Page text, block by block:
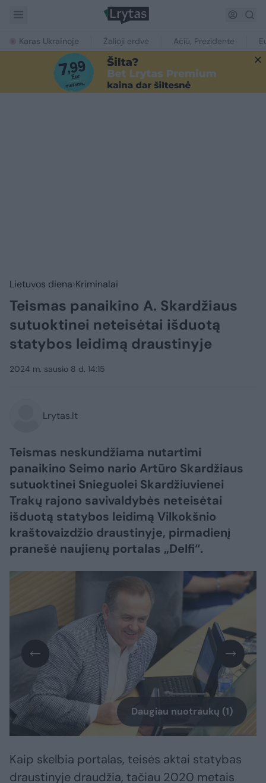
Karas Ukrainoje Žalioji erdvė Ačiū, Prezidente
Lietuvos diena Kriminalai
Teismas panaikino A. Skardžiaus
sutuoktinei neteisėtai išduotą
statybos leidimą draustinyje
2024 m. sausio 8 d. 14:15
Lrytas.lt
Teismas neskundžiama nutartimi
panaikino Seimo nario Artūro Skardžiaus
sutuoktinei Snieguolei Skardžiuvienei
Trakų rajono savivaldybės neteisėtai
išduotą statybos leidimą Vilkokšnio
kraštovaizdžio draustinyje, pirmadienį
pranešė naujienų portalas „Delfi“.
Daugiau nuotraukų (1)
Kaip skelbia portalas, teisės aktai statybas
draustinyje draudžia, tačiau 2020 metais